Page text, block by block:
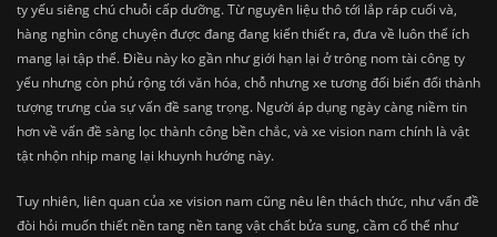
ty yếu siêng chú chuỗi cấp dưỡng. Từ nguyên liệu thô tới lắp ráp cuối và,
hàng nghìn công chuyện được đang đang kiến thiết ra, đưa về luôn thể ích
mang lại tập thể. Điều này ko gần như giới hạn lại ở trông nom tài công ty
yếu nhưng còn phủ rộng tới văn hóa, chỗ nhưng xe tương đối biến đổi thành
tượng trưng của sự vấn đề sang trọng. Người áp dụng ngày càng niềm tin
hơn về vấn đề sàng lọc thành công bền chắc, và xe vision nam chính là vật
tật nhộn nhịp mang lại khuynh hướng này.
Tuy nhiên, liên quan của xe vision nam cũng nêu lên thách thức, như vấn đề
đòi hỏi muốn thiết nền tang nền tang vật chất bửa sung, cầm cố thể như